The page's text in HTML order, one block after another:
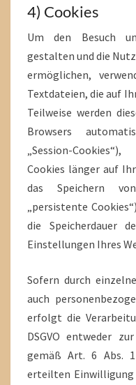
4) Cookies
Um den Besuch
gestalten und die
ermöglichen,
Textdateien, die auf
Teilweise werden
Browsers
„Session-
Cookies länger auf
das Speichern
„persistente
die Speicherdauer
Einstellungen Ihres
Sofern durch
auch
erfolgt die
DSGVO entweder
gemäß Art. 6 Abs.
erteilten